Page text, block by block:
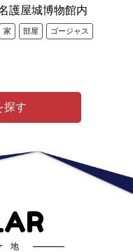
護屋城博物館内
家 部屋 ゴージャス
探す
地